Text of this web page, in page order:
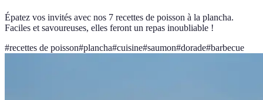
Épatez vos invités avec nos 7 recettes de poisson à la plancha.
Faciles et savoureuses, elles feront un repas inoubliable !
#recettes de poisson#plancha#cuisine#saumon#dorade#barbecue